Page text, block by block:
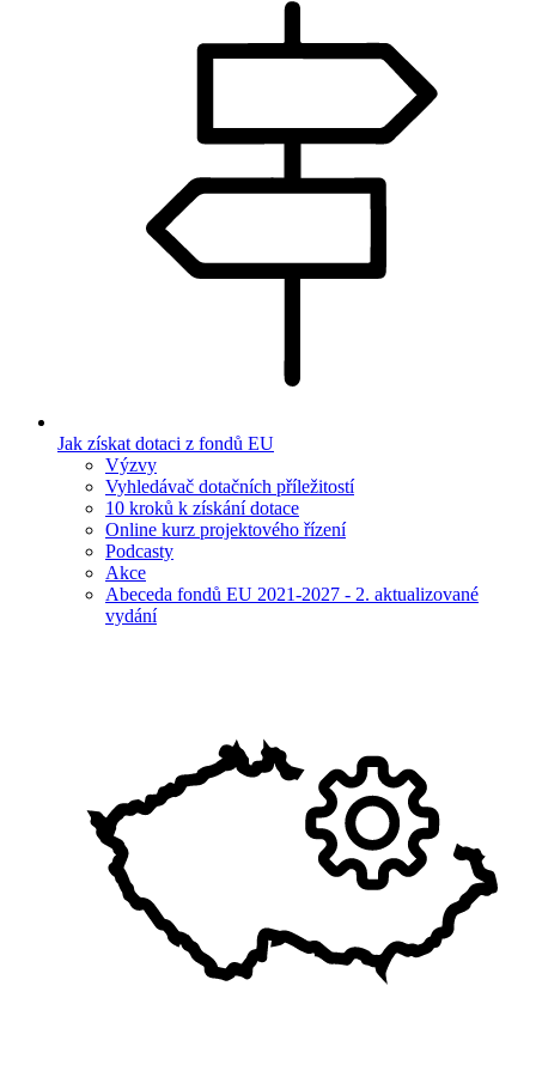
Jak získat dotaci z fondů EU
Výzvy
Vyhledávač dotačních příležitostí
10 kroků k získání dotace
Online kurz projektového řízení
Podcasty
Akce
Abeceda fondů EU 2021-2027 - 2. aktualizované
vydání